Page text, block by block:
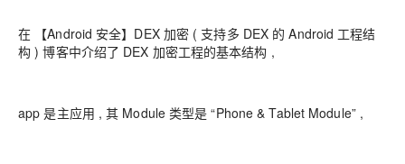
在 【Android 安全】DEX 加密 ( 支持多 DEX 的 Android 工程结
构 ) 博客中介绍了 DEX 加密工程的基本结构 ,
app 是主应用 , 其 Module 类型是 “Phone & Tablet Module” ,